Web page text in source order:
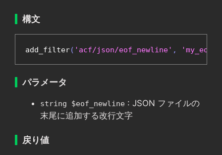
構文
add_filter( 'acf/json/eof_newline' ,
パラメータ
string $eof_newline : JSON ファイルの
末尾に追加する改行文字
戻り値